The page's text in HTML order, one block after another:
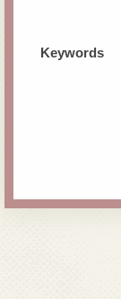
Keywords